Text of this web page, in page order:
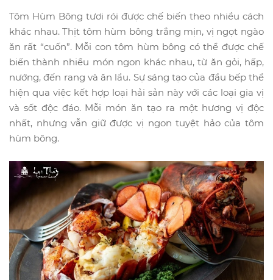
Tôm Hùm Bông tươi rói được chế biến theo nhiều cách
khác nhau. Thịt tôm hùm bông trắng mịn, vị ngọt ngào
ăn rất “cuốn”. Mỗi con tôm hùm bông có thể được chế
biến thành nhiều món ngon khác nhau, từ ăn gỏi, hấp,
nướng, đến rang và ăn lẩu. Sự sáng tạo của đầu bếp thể
hiện qua việc kết hợp loại hải sản này với các loại gia vị
và sốt độc đáo. Mỗi món ăn tạo ra một hương vị độc
nhất, nhưng vẫn giữ được vị ngon tuyệt hảo của tôm
hùm bông.